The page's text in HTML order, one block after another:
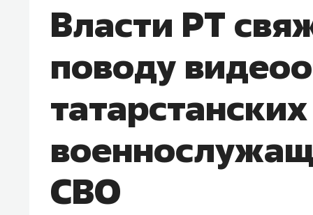
Власти РТ
поводу
татарстанских
СВО
правил, бизнес может
потерять минимум
Как бизнесу выйти на зарубежные
чем интересен Оман?